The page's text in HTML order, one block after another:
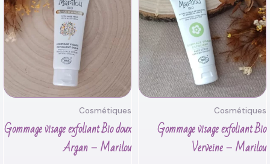
Cosmétiques
Gommage visage exfoliant Bio doux
Argan – Marilou
Cosmétiques
Gommage visage exfoliant Bio
Verveine – Marilou